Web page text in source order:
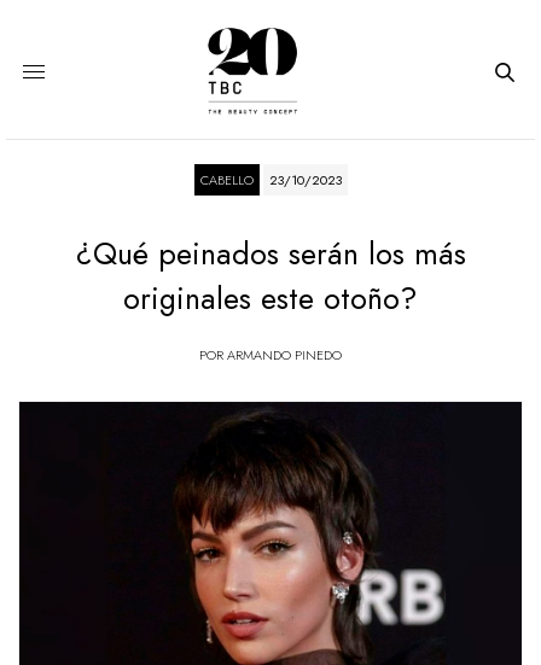
CABELLO 23/10/2023
¿Qué peinados serán los más
originales este otoño?
PORARMANDO PINEDO